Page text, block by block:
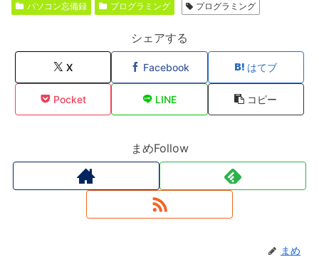
パソコン忘備録 プログラミング プログラミング
シェアする
X Facebook はてブ
Pocket LINE コピー
まめFollow
まめ